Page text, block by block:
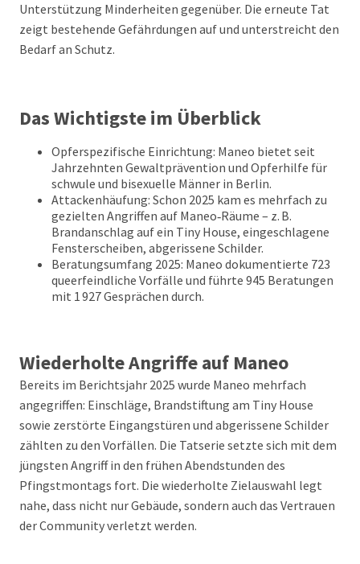
Unterstützung Minderheiten gegenüber. Die erneute Tat
zeigt bestehende Gefährdungen auf und unterstreicht den
Bedarf an Schutz.
Das Wichtigste im Überblick
Opferspezifische Einrichtung: Maneo bietet seit
Jahrzehnten Gewaltprävention und Opferhilfe für
schwule und bisexuelle Männer in Berlin.
Attackenhäufung: Schon 2025 kam es mehrfach zu
gezielten Angriffen auf Maneo‑Räume – z. B.
Brandanschlag auf ein Tiny House, eingeschlagene
Fensterscheiben, abgerissene Schilder.
Beratungsumfang 2025: Maneo dokumentierte 723
queerfeindliche Vorfälle und führte 945 Beratungen
mit 1 927 Gesprächen durch.
Wiederholte Angriffe auf Maneo
Bereits im Berichtsjahr 2025 wurde Maneo mehrfach
angegriffen: Einschläge, Brandstiftung am Tiny House
sowie zerstörte Eingangstüren und abgerissene Schilder
zählten zu den Vorfällen. Die Tatserie setzte sich mit dem
jüngsten Angriff in den frühen Abendstunden des
Pfingstmontags fort. Die wiederholte Zielauswahl legt
nahe, dass nicht nur Gebäude, sondern auch das Vertrauen
der Community verletzt werden.